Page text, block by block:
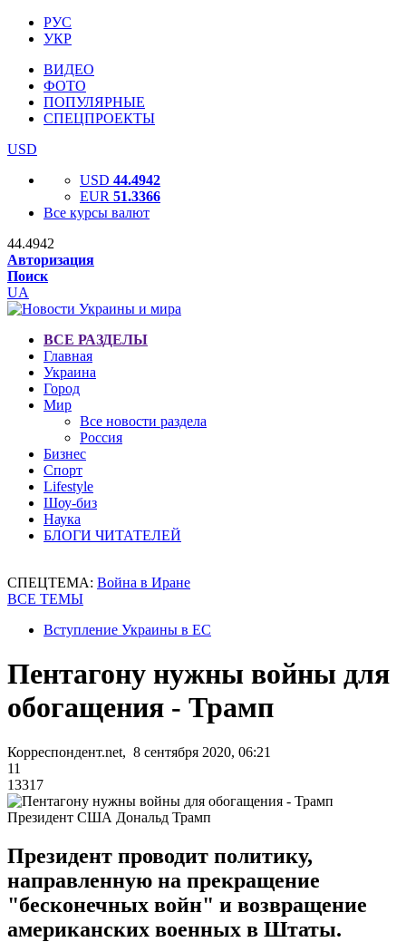
РУС
УКР
ВИДЕО
ФОТО
ПОПУЛЯРНЫЕ
СПЕЦПРОЕКТЫ
USD
USD 44.4942
EUR 51.3366
Все курсы валют
44.4942
Авторизация
Поиск
UA
ВСЕ РАЗДЕЛЫ
Главная
Украина
Город
Мир
Все новости раздела
Россия
Бизнес
Спорт
Lifestyle
Шоу-биз
Наука
БЛОГИ ЧИТАТЕЛЕЙ
СПЕЦТЕМА: Война в Иране
ВСЕ ТЕМЫ
Вступление Украины в ЕС
Пентагону нужны войны для
обогащения - Трамп
Корреспондент.net, 8 сентября 2020, 06:21
11
13317
Президент США Дональд Трамп
Президент проводит политику,
направленную на прекращение
"бесконечных войн" и возвращение
американских военных в Штаты.